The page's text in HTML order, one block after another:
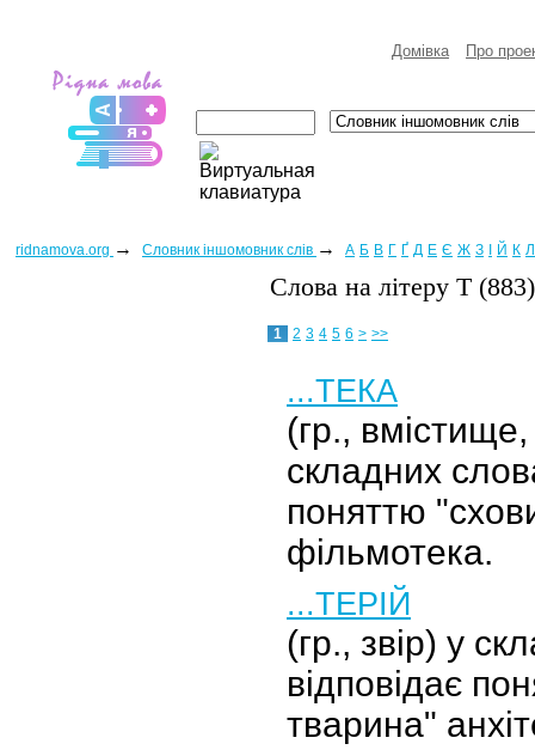
Домівка Про
ridnamova.org → Словник іншомовник слів → А Б В Г Ґ Д Е Є Ж З Й К Л
Слова на лiтеру Т (883)
1 2 3 4 5 6 > >>
...ТЕКА
(гр.,
складних
поняттю
фільмотека.
...ТЕРІЙ
(гр., звір) у
відповідає
тварина"